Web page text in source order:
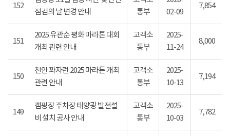
152
점검의 날 변경 안내
통부
02-09
7,854
151
2025 유관순 평화 마라톤 대회
개최 관련 안내
고객소
통부
2025-
11-24
8,000
150
천안 꽈자런 2025 마라톤 개최
관련 안내
고객소
통부
2025-
10-13
7,194
149
캠핑장 주차장 태양광 발전설
비 설치 공사 안내
고객소
통부
2025-
10-03
7,782